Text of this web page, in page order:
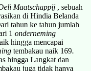
Maatschappij , sebuah
di Hindia Belanda
tahun ke tahun jumlah
1 onderneming
hingga mencapai
tembakau naik 169.
hingga Langkat dan
juga tidak hanya